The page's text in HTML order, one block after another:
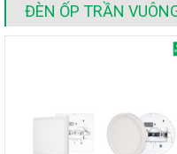
ĐÈN ỐP TRẦN